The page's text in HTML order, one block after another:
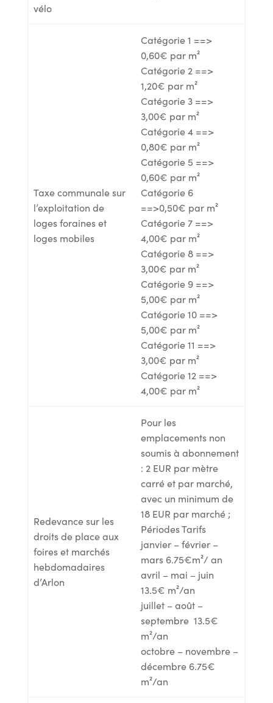
vélo
Taxe communale sur
l’exploitation de
loges foraines et
loges mobiles
Catégorie 1 ==>
0,60€ par m²
Catégorie 2 ==>
1,20€ par m²
Catégorie 3 ==>
3,00€ par m²
Catégorie 4 ==>
0,80€ par m²
Catégorie 5 ==>
0,60€ par m²
Catégorie 6
==>0,50€ par m²
Catégorie 7 ==>
4,00€ par m²
Catégorie 8 ==>
3,00€ par m²
Catégorie 9 ==>
5,00€ par m²
Catégorie 10 ==>
5,00€ par m²
Catégorie 11 ==>
3,00€ par m²
Catégorie 12 ==>
4,00€ par m²
Redevance sur les
droits de place aux
foires et marchés
hebdomadaires
d’Arlon
Pour les
emplacements non
soumis à abonnement
: 2 EUR par mètre
carré et par marché,
avec un minimum de
18 EUR par marché ;
Périodes Tarifs
janvier – février –
mars 6.75€m²/ an
avril – mai – juin
13.5€ m²/an
juillet – août –
septembre 13.5€
m²/an
octobre – novembre –
décembre 6.75€
m²/an